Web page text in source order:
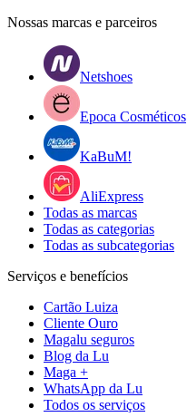
Nossas marcas e parceiros
Netshoes
Epoca Cosméticos
KaBuM!
AliExpress
Todas as marcas
Todas as categorias
Todas as subcategorias
Serviços e benefícios
Cartão Luiza
Cliente Ouro
Magalu seguros
Blog da Lu
Maga +
WhatsApp da Lu
Todos os serviços